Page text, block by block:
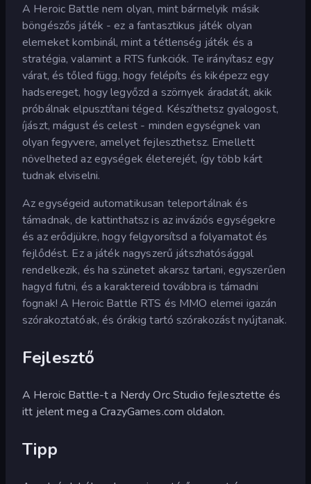
A Heroic Battle nem olyan, mint bármelyik másik
böngészős játék - ez a fantasztikus játék olyan
elemeket kombinál, mint a tétlenség játék és a
stratégia, valamint a RTS funkciók. Te irányítasz egy
várat, és tőled függ, hogy felépíts és kiképezz egy
hadsereget, hogy legyőzd a szörnyek áradatát, akik
próbálnak elpusztítani téged. Készíthetsz gyalogost,
íjászt, mágust és celest - minden egységnek van
olyan fegyvere, amelyet fejleszthetsz. Emellett
növelheted az egységek életerejét, így több kárt
tudnak elviselni.
Az egységeid automatikusan teleportálnak és
támadnak, de kattinthatsz is az inváziós egységekre
és az erődjükre, hogy felgyorsítsd a folyamatot és
fejlődést. Ez a játék nagyszerű játszhatósággal
rendelkezik, és ha szünetet akarsz tartani, egyszerűen
hagyd futni, és a karaktereid továbbra is támadni
fognak! A Heroic Battle RTS és MMO elemei igazán
szórakoztatóak, és órákig tartó szórakozást nyújtanak.
Fejlesztő
A Heroic Battle-t a Nerdy Orc Studio fejlesztette és
itt jelent meg a CrazyGames.com oldalon.
Tipp